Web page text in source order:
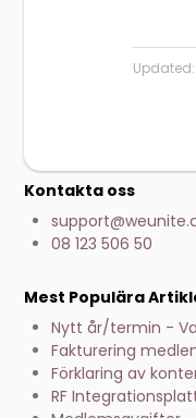
Updated:
Kontakta oss
08 123 506 50
Mest Populära
Nytt år/termin -
Fakturering
Förklaring av
RF